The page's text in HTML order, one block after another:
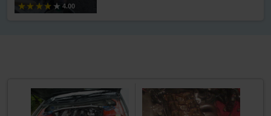
4.00